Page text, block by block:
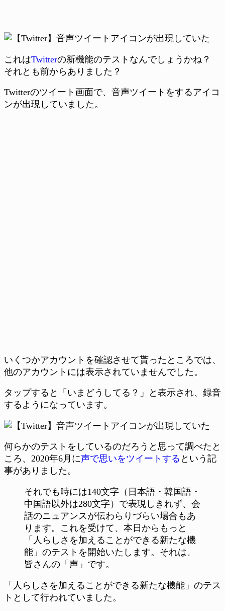
これはTwitterの新機能のテストなんでしょうかね？
それとも前からありました？
Twitterのツイート画面で、音声ツイートをするアイコ
ンが出現していました。
いくつかアカウントを確認させて貰ったところでは、
他のアカウントには表示されていませんでした。
タップすると「いまどうしてる？」と表示され、録音
するようになっています。
何らかのテストをしているのだろうと思って調べたと
ころ、2020年6月に声で思いをツイートする という記
事がありました。
それでも時には140文字（日本語・韓国語・
中国語以外は280文字）で表現しきれず、会
話のニュアンスが伝わらりづらい場合もあ
ります。これを受けて、本日からもっと
「人らしさを加えることができる新たな機
能」のテストを開始いたします。それは、
皆さんの「声」です。
「人らしさを加えることができる新たな機能」のテス
トとして行われていました。